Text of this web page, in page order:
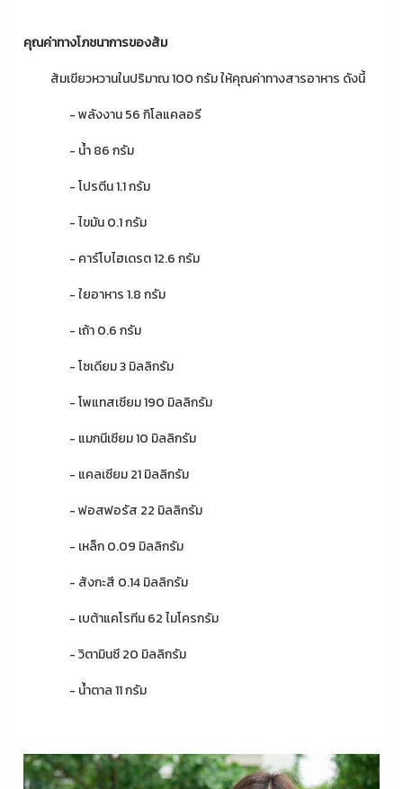
คุณค่าทางโภชนาการของส้ม
ส้มเขียวหวานในปริมาณ 100 กรัม ให้คุณค่าทางสารอาหาร ดังนี้
- พลังงาน 56 กิโลแคลอรี
- น้ำ 86 กรัม
- โปรตีน 1.1 กรัม
- ไขมัน 0.1 กรัม
- คาร์โบไฮเดรต 12.6 กรัม
- ใยอาหาร 1.8 กรัม
- เถ้า 0.6 กรัม
- โซเดียม 3 มิลลิกรัม
- โพแทสเซียม 190 มิลลิกรัม
- แมกนีเซียม 10 มิลลิกรัม
- แคลเซียม 21 มิลลิกรัม
- ฟอสฟอรัส 22 มิลลิกรัม
- เหล็ก 0.09 มิลลิกรัม
- สังกะสี 0.14 มิลลิกรัม
- เบต้าแคโรทีน 62 ไมโครกรัม
- วิตามินซี 20 มิลลิกรัม
- น้ำตาล 11 กรัม